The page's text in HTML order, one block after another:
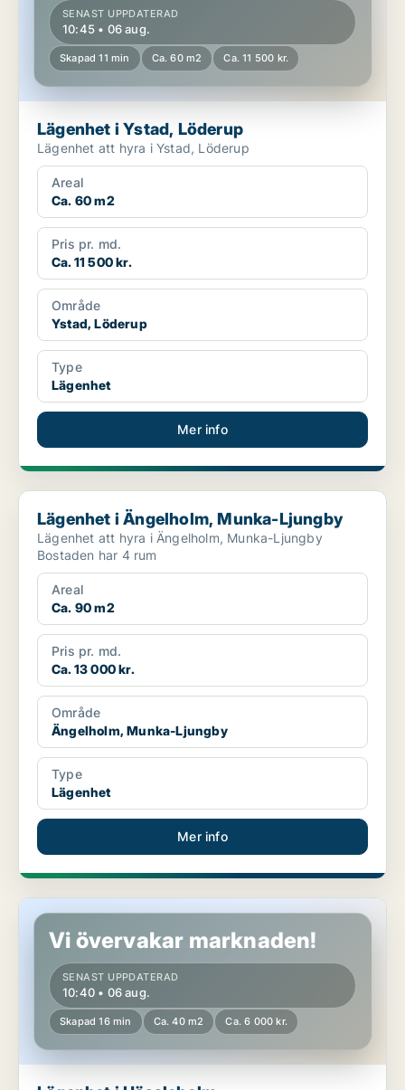
SENAST UPPDATERAD
10:45 • 06 aug.
Skapad 11 min Ca. 60 m2 Ca. 11 500 kr.
Lägenhet i Ystad, Löderup
Lägenhet att hyra i Ystad, Löderup
Areal
Ca. 60 m2
Pris pr. md.
Ca. 11 500 kr.
Område
Ystad, Löderup
Type
Lägenhet
Mer info
Lägenhet i Ängelholm, Munka-Ljungby
Lägenhet i Ängelholm, Munka-Ljungby
Lägenhet att hyra i Ängelholm, Munka-Ljungby
Bostaden har 4 rum
Areal
Ca. 90 m2
Pris pr. md.
Ca. 13 000 kr.
Område
Ängelholm, Munka-Ljungby
Type
Lägenhet
Mer info
Lägenhet i Hässleholm
Vi övervakar marknaden!
SENAST UPPDATERAD
10:40 • 06 aug.
Skapad 16 min Ca. 40 m2 Ca. 6 000 kr.